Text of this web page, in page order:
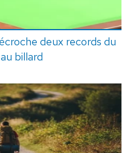
deux records du
billard